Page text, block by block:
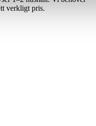
verkligt pris.